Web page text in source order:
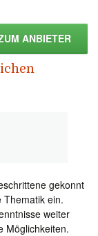
ANBIETER
gekonnt
Thematik ein.
weiter
Möglichkeiten.